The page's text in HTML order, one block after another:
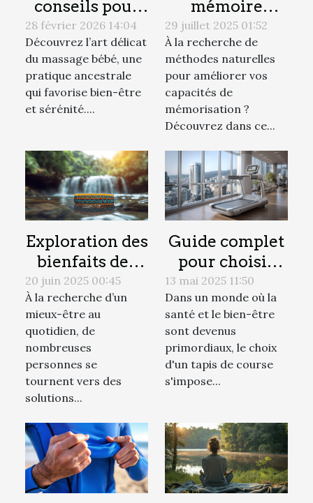
conseils pour
un massage
bébé apaisant
28 février 2026 14:04
Découvrez l’art délicat
du massage bébé, une
pratique ancestrale
qui favorise bien-être
et sérénité....
mémoire
naturellement :
techniques et
astuces
efficaces
29 juillet 2025 01:52
À la recherche de
méthodes naturelles
pour améliorer vos
capacités de
mémorisation ?
Découvrez dans ce...
Exploration des
bienfaits des
bracelets
énergétiques
sur le bien-être
20 juin 2025 00:45
À la recherche d’un
mieux-être au
quotidien, de
nombreuses
personnes se
tournent vers des
solutions...
Guide complet
pour choisir
votre tapis de
course en 2025
13 mai 2025 11:50
Dans un monde où la
santé et le bien-être
sont devenus
primordiaux, le choix
d'un tapis de course
s'impose...